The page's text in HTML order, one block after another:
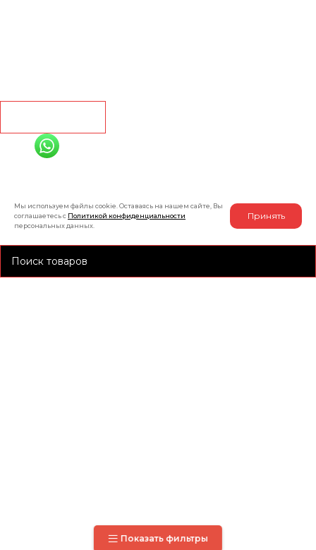
Показать фильтры
Мы используем файлы cookie. Оставаясь на нашем сайте, Вы
соглашаетесь с Политикой конфиденциальности
персональных данных.
Принять